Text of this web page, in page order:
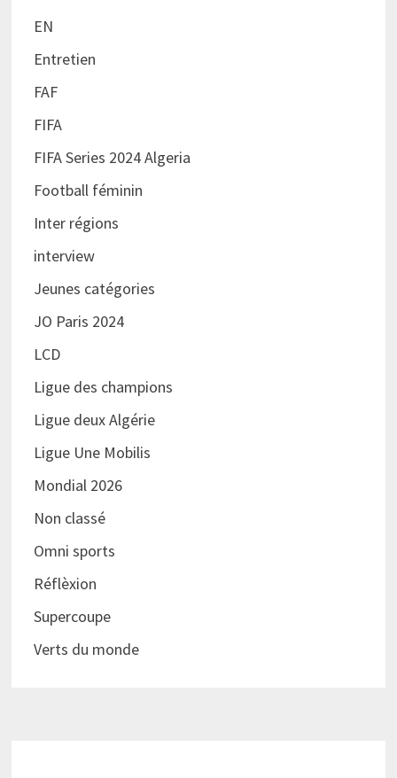
EN
Entretien
FAF
FIFA
FIFA Series 2024 Algeria
Football féminin
Inter régions
interview
Jeunes catégories
JO Paris 2024
LCD
Ligue des champions
Ligue deux Algérie
Ligue Une Mobilis
Mondial 2026
Non classé
Omni sports
Réflèxion
Supercoupe
Verts du monde